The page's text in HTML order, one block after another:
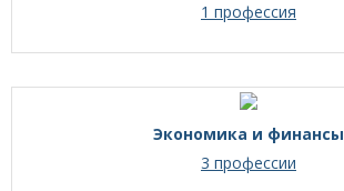
1 профессия
Экономика и финансы
3 профессии